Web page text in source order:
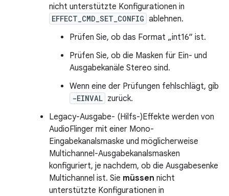
nicht unterstützte Konfigurationen in
EFFECT_CMD_SET_CONFIG ablehnen.
Prüfen Sie, ob das Format „int16“ ist.
Prüfen Sie, ob die Masken für Ein- und
Ausgabekanäle Stereo sind.
Wenn eine der Prüfungen fehlschlägt, gib
-EINVAL zurück.
Legacy-Ausgabe- (Hilfs-)Effekte werden von
AudioFlinger mit einer Mono-
Eingabekanalsmaske und möglicherweise
Multichannel-Ausgabekanalsmasken
konfiguriert, je nachdem, ob die Ausgabesenke
Multichannel ist. Sie müssen nicht
unterstützte Konfigurationen in